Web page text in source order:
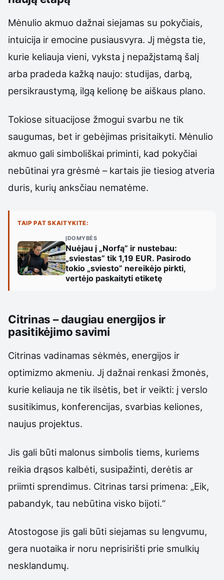
Mėnulio akmuo dažnai siejamas su pokyčiais,
intuicija ir emocine pusiausvyra. Jį mėgsta tie,
kurie keliauja vieni, vyksta į nepažįstamą šalį
arba pradeda kažką naujo: studijas, darbą,
persikraustymą, ilgą kelionę be aiškaus plano.
Tokiose situacijose žmogui svarbu ne tik
saugumas, bet ir gebėjimas prisitaikyti. Mėnulio
akmuo gali simboliškai priminti, kad pokyčiai
nebūtinai yra grėsmė – kartais jie tiesiog atveria
duris, kurių anksčiau nematėme.
TAIP PAT SKAITYKITE:
ĮDOMYBĖS
Nuėjau į „Norfą” ir nustebau:
„sviestas” tik 1,19 EUR. Pasirodo
tokio „sviesto” nereikėjo pirkti,
vertėjo paskaityti etiketę
Citrinas – daugiau energijos ir
pasitikėjimo savimi
Citrinas vadinamas sėkmės, energijos ir
optimizmo akmeniu. Jį dažnai renkasi žmonės,
kurie keliauja ne tik ilsėtis, bet ir veikti: į verslo
susitikimus, konferencijas, svarbias keliones,
naujus projektus.
Jis gali būti malonus simbolis tiems, kuriems
reikia drąsos kalbėti, susipažinti, derėtis ar
priimti sprendimus. Citrinas tarsi primena: „Eik,
pabandyk, tau nebūtina visko bijoti.“
Atostogose jis gali būti siejamas su lengvumu,
gera nuotaika ir noru neprisirišti prie smulkių
nesklandumų.